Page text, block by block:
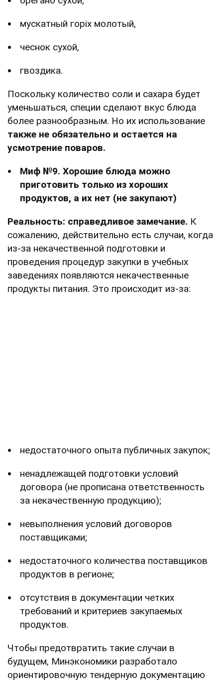
мускатный гopix молотый,
чеснок сухой,
гвоздика.
Поскольку количество соли и сахара будет
уменьшаться, специи сделают вкус блюда
более разнообразным. Но их использование
также не обязательно и остается на
усмотрение поваров.
Миф №9. Хорошие блюда можно
приготовить только из хороших
продуктов, а их нет (не закупают)
Реальность: справедливое замечание. К
сожалению, действительно есть случаи, когда
из-за некачественной подготовки и
проведения процедур закупки в учебных
заведениях появляются некачественные
продукты питания. Это происходит из-за:
недостаточного опыта публичных закупок;
ненадлежащей подготовки условий
договора (не прописана ответственность
за некачественную продукцию);
невыполнения условий договоров
поставщиками;
недостаточного количества поставщиков
продуктов в регионе;
отсутствия в документации четких
требований и критериев закупаемых
продуктов.
Чтобы предотвратить такие случаи в
будущем, Минэкономики разработало
ориентировочную тендерную документацию